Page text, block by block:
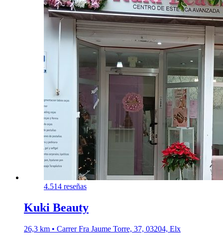
4.514 reseñas
Kuki Beauty
26,3 km • Carrer Fra Jaume Torre, 37, 03204, Elx